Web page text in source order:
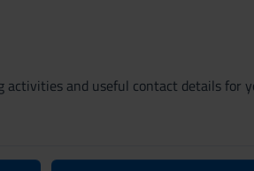
and useful contact details for